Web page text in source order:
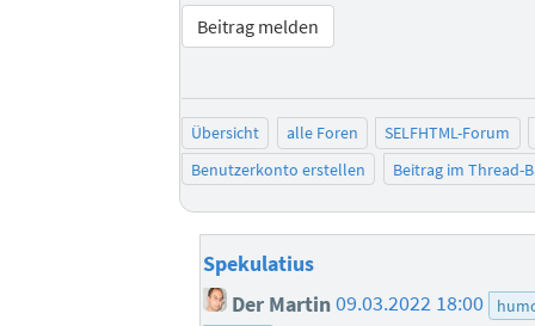
Beitrag melden
Übersicht alle Foren
SELFHTML-Forum
Benutzerkonto erstellen
Beitrag im Thread-
Spekulatius
Der Martin09.03.2022 18:00